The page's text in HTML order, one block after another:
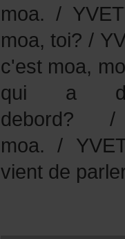
moa./
moa,toi?/
moa./